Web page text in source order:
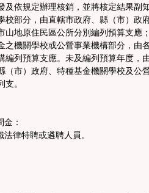
依規定辦理核銷，並將核定結果副
部分，由直轄市政府、縣（市）政
地原住民區公所分別編列預算支應
機關學校或公營事業機構部分，由
列預算支應。未及編列預算年度，
市）政府、特種基金機關學校及公
。
：
律特聘或遴聘人員。